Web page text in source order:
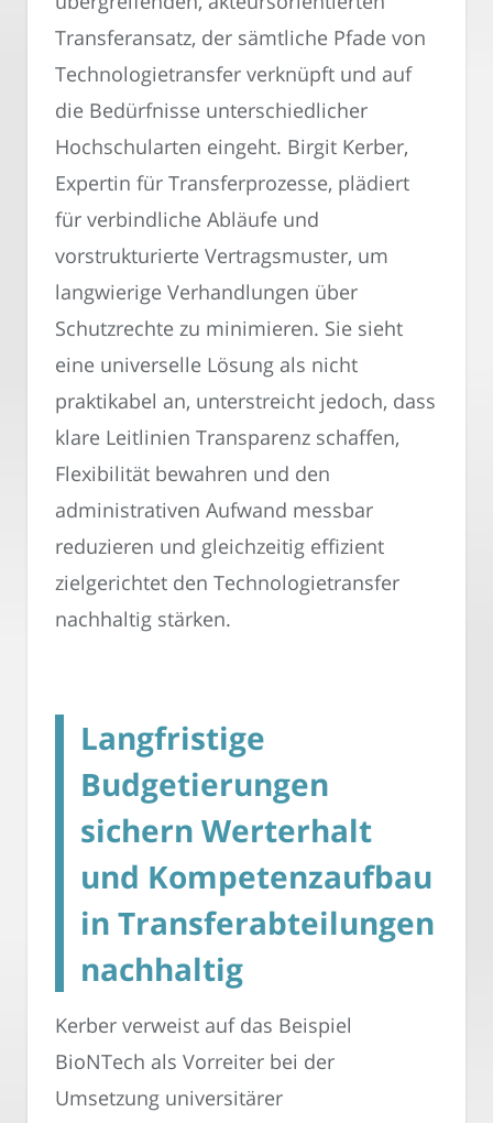
Transferansatz, der sämtliche Pfade von
Technologietransfer verknüpft und auf
die Bedürfnisse unterschiedlicher
Hochschularten eingeht. Birgit Kerber,
Expertin für Transferprozesse, plädiert
für verbindliche Abläufe und
vorstrukturierte Vertragsmuster, um
langwierige Verhandlungen über
Schutzrechte zu minimieren. Sie sieht
eine universelle Lösung als nicht
praktikabel an, unterstreicht jedoch, dass
klare Leitlinien Transparenz schaffen,
Flexibilität bewahren und den
administrativen Aufwand messbar
reduzieren und gleichzeitig effizient
zielgerichtet den Technologietransfer
nachhaltig stärken.
Langfristige
Budgetierungen
sichern Werterhalt
und Kompetenzaufbau
in Transferabteilungen
nachhaltig
Kerber verweist auf das Beispiel
BioNTech als Vorreiter bei der
Umsetzung universitärer